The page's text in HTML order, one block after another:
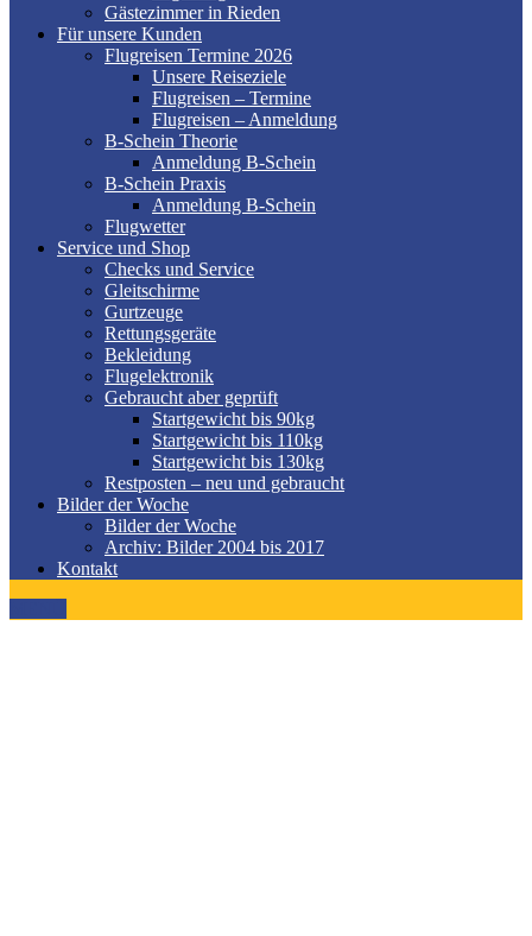
Gästezimmer in Rieden
Für unsere Kunden
Flugreisen Termine 2026
Unsere Reiseziele
Flugreisen – Termine
Flugreisen – Anmeldung
B-Schein Theorie
Anmeldung B-Schein
B-Schein Praxis
Anmeldung B-Schein
Flugwetter
Service und Shop
Checks und Service
Gleitschirme
Gurtzeuge
Rettungsgeräte
Bekleidung
Flugelektronik
Gebraucht aber geprüft
Startgewicht bis 90kg
Startgewicht bis 110kg
Startgewicht bis 130kg
Restposten – neu und gebraucht
Bilder der Woche
Bilder der Woche
Archiv: Bilder 2004 bis 2017
Kontakt